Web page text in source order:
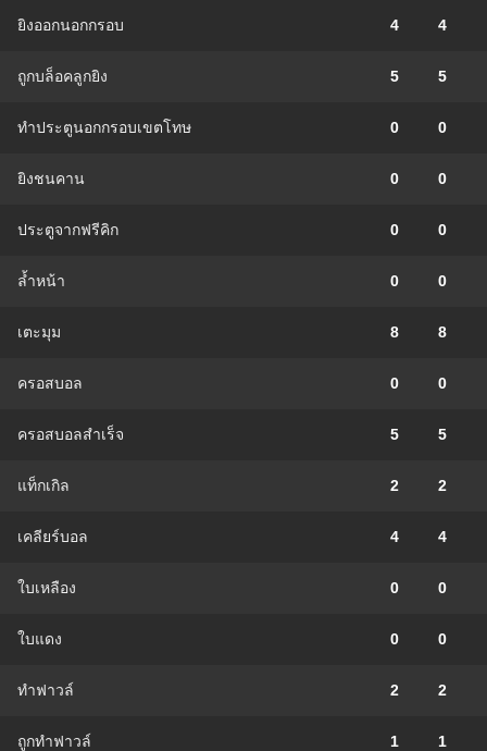
ยิงออกนอกกรอบ 4 4
ถูกบล็อคลูกยิง 5 5
ทำประตูนอกกรอบเขตโทษ 0 0
ยิงชนคาน 0 0
ประตูจากฟรีคิก 0 0
ล้ำหน้า 0 0
เตะมุม 8 8
ครอสบอล 0 0
ครอสบอลสำเร็จ 5 5
แท็กเกิล 2 2
เคลียร์บอล 4 4
ใบเหลือง 0 0
ใบแดง 0 0
ทำฟาวล์ 2 2
ถูกทำฟาวล์ 1 1